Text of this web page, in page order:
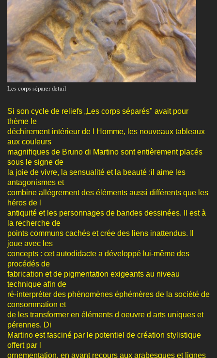
Les corps séparer detail
Si son cycle de reliefs „Les corps séparés" avait pour
thème le
déchirement intérieur de l Homme, les nouveaux tableaux
aux couleurs
magnifiques de Bruno di Martino sont entièrement placés
sous le signe de
la joie de vivre, la sensualité et la beauté :il aime les
antagonismes et
combine allégrement des éléments aussi différents que les
héros de l
antiquité et les personnages de bandes dessinées. Il est à
la recherche de
points communs cachés et crée des liens inattendus. Il
joue avec les
concepts : cet autodidacte a développé lui-même des
procédés de
fabrication et de pigmentation exigeants au niveau
technique afin de
ré-interpréter des phénomènes éphémères de la société de
consommation et
de les transformer en éléments d oeuvre d arts uniques et
pérennes. Di
Martino est fasciné par le potentiel de création stylistique
offert par l
ornementation, en ayant recours aux arabesques et lignes